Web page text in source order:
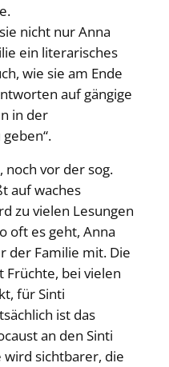
nicht nur Anna
ein literarisches
wie sie am Ende
auf gängige
in der
noch vor der sog.
auf waches
zu vielen Lesungen
oft es geht, Anna
der Familie mit. Die
Früchte, bei vielen
für Sinti
ist das
an den Sinti
sichtbarer, die